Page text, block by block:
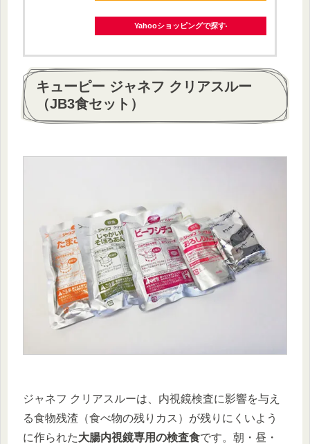
Yahooショッピングで探す
キューピー ジャネフ クリアスルー
（JB3食セット）
ジャネフ クリアスルーは、内視鏡検査に影響を与え
る食物残渣（食べ物の残りカス）が残りにくいよう
に作られた大腸内視鏡専用の検査食です。朝・昼・